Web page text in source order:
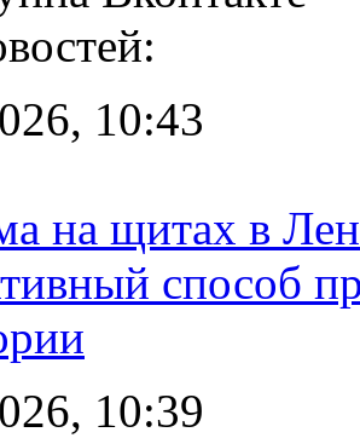
10:43
на щитах в
способ
10:39